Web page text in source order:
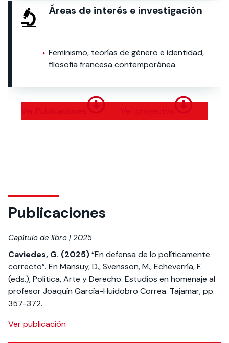
Áreas de interés e investigación
Feminismo, teorías de género e identidad,
filosofía francesa contemporánea.
Publicaciones
Capítulo de libro | 2025
Caviedes, G. (2025)“En defensa de lo políticamente
correcto”. En Mansuy, D., Svensson, M., Echeverría, F.
(eds.), Política, Arte y Derecho. Estudios en homenaje al
profesor Joaquín García-Huidobro Correa. Tajamar, pp.
357-372.
Ver publicación